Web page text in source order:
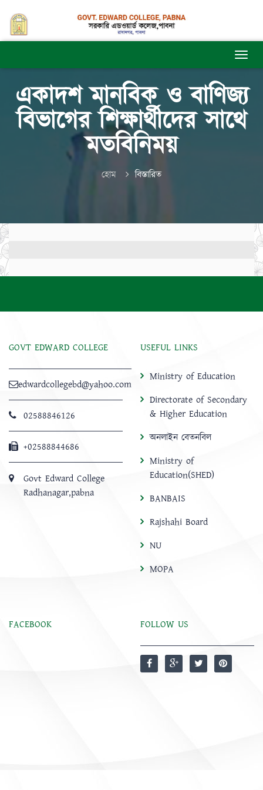
একাদশ মানবিক ও বাণিজ্য
বিভাগের শিক্ষার্থীদের সাথে
মতবিনিময়
হোম বিস্তারিত
GOVT EDWARD COLLEGE
edwardcollegebd@yahoo.com
02588846126
+02588844686
Govt Edward College
Radhanagar,pabna
USEFUL LINKS
Ministry of Education
Directorate of Secondary
& Higher Education
অনলাইন বেতনবিল
Ministry of
Education(SHED)
BANBAIS
Rajshahi Board
NU
MOPA
FACEBOOK FOLLOW US